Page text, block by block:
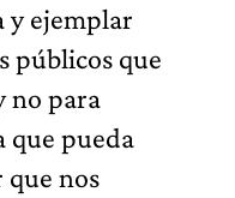
y ejemplar
públicos que
no para
que pueda
nos